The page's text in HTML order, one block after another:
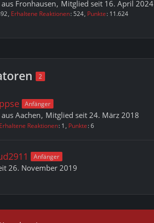
aus Fronhausen Mitglied seit 16. April 2024
Erhaltene Reaktionen 524 Punkte 11.624
2
Anfänger
aus Aachen Mitglied seit 24. März 2018
Erhaltene Reaktionen 1 Punkte 6
Anfänger
26. November 2019